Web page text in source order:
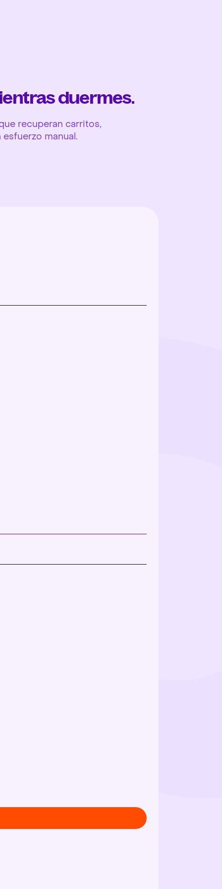
duermes.
recuperan carritos,
manual.